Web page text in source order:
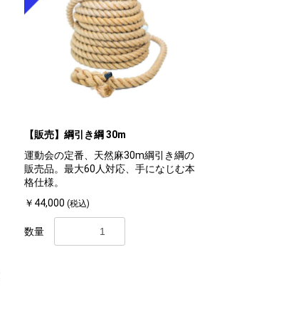
【販売】綱引き綱 30m
運動会の定番、天然麻30m綱引き綱の
販売品。最大60人対応、手になじむ本
格仕様。
￥44,000 (税込)
数量